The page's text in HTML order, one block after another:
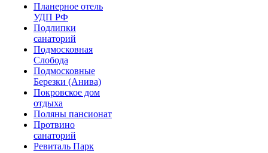
Планерное отель
УДП РФ
Подлипки
санаторий
Подмосковная
Cлобода
Подмосковные
Березки (Анива)
Покровское дом
отдыха
Поляны пансионат
Протвино
санаторий
Ревиталь Парк